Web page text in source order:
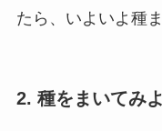
たら、いよいよ種
2. 種をまいてみ